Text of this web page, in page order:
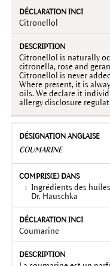
Citronellol
Citronellol is naturally
citronella, rose and
Citronellol is never
Where present, it is
oils. We declare it
allergy disclosure
COUMARINE
Ingrédients des
Dr. Hauschka
Coumarine